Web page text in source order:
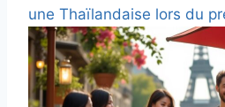
une Thaïlandaise lors du